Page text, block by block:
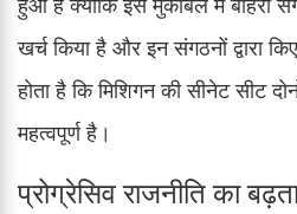
खर्च किया है और इन संगठनों द्वारा
होता है कि मिशिगन की सीनेट सीट
महत्वपूर्ण है।
प्रोग्रेसिव राजनीति का